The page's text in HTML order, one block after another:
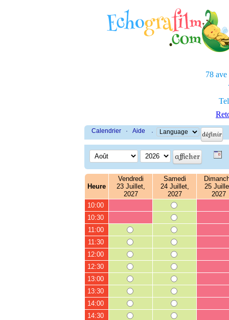
78 ave
Calendrier · Aide ·
Heure
Vendredi
23 Juillet,
2027
Samedi
24 Juillet,
2027
25
2027
10:00
10:30
11:00
11:30
12:00
12:30
13:00
13:30
14:00
14:30